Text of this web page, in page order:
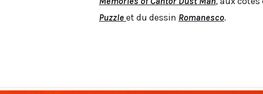
Puzzleet du dessin Romanesco.